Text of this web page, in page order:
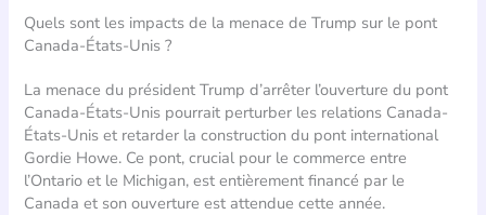
Quels sont les impacts de la menace de Trump sur le pont
Canada-États-Unis ?
La menace du président Trump d’arrêter l’ouverture du pont
Canada-États-Unis pourrait perturber les relations Canada-
États-Unis et retarder la construction du pont international
Gordie Howe. Ce pont, crucial pour le commerce entre
l’Ontario et le Michigan, est entièrement financé par le
Canada et son ouverture est attendue cette année.